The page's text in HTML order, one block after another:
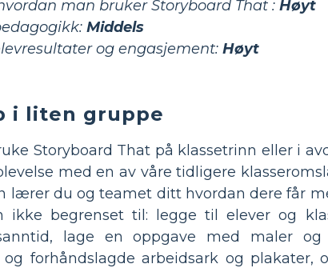
man bruker Storyboard That : Høyt
Middels
og engasjement: Høyt
i liten gruppe
Storyboard That på klassetrinn eller i
med en av våre tidligere
lærer du og teamet ditt hvordan dere får
ikke begrenset til: legge til elever og
lage en oppgave med maler
og forhåndslagde arbeidsark og